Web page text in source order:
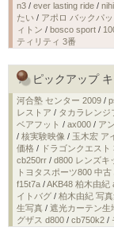
n3 / ever lasting ride /
たい / アポロ バックパ
ィトン / bosco sport /
ティリティ 3番
ピックアップ
河合塾 センター 2009 /
レストア / タカラレンジ
ベアフット / ax000 / ア
/ 核実験映像 / 玉木宏 ア
価格 / ドラゴンクエスト
cb250rr / d800 レンズキ
トヨタスポーツ800 中古
f15t7a /AKB48 柏木由紀
イトバグ / 柏木由紀 写
生写真 / 遮光カーテン生
グザス d800 / cb750k2 /